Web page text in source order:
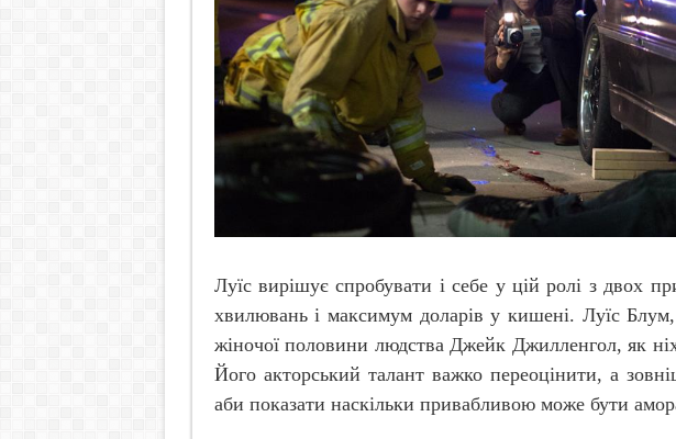
Луїс вирішує спробувати і себе у цій ролі з двох
хвилювань і максимум доларів у кишені. Луїс Блум,
жіночої половини людства Джейк Джилленгол, як
Його акторський талант важко переоцінити, а
аби показати наскільки привабливою може бути